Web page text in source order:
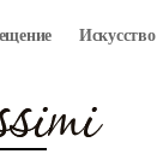
Искусство